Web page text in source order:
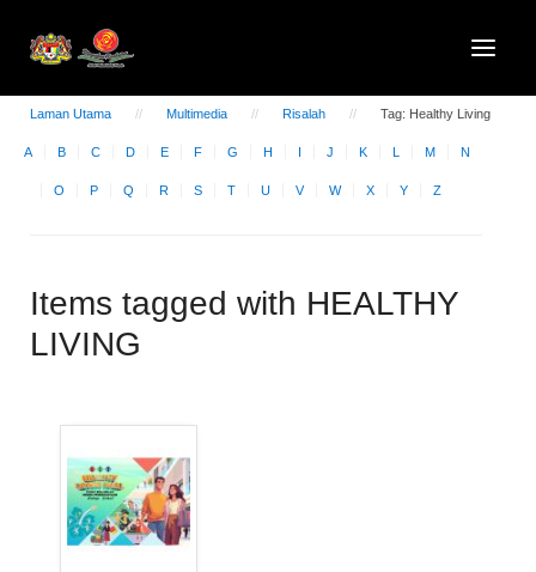
Laman Utama Multimedia Risalah Tag: Healthy Living
A B C D E F G H I J K L M N
O P Q R S T U V W X Y Z
Items tagged with HEALTHY
LIVING